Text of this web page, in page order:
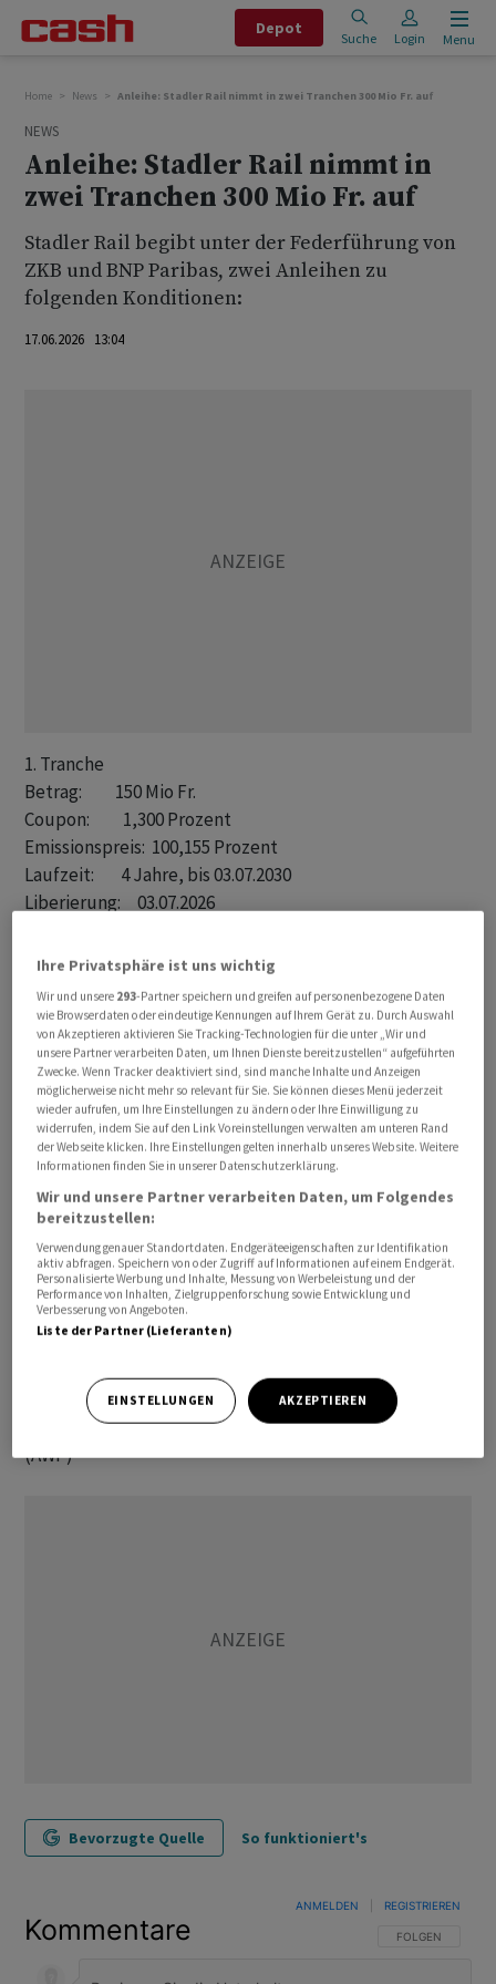
Depot
Suche Login Menu
Home News Anleihe: Stadler Rail nimmt in zwei Tranchen 300 Mio Fr. auf
NEWS
Anleihe: Stadler Rail nimmt in
zwei Tranchen 300 Mio Fr. auf
Stadler Rail begibt unter der Federführung von
ZKB und BNP Paribas, zwei Anleihen zu
folgenden Konditionen:
17.06.2026 13:04
1. Tranche
Betrag:          150 Mio Fr.
Coupon:          1,300 Prozent
Emissionspreis:  100,155 Prozent
Laufzeit:        4 Jahre, bis 03.07.2030
Liberierung:     03.07.2026
Spread (Govt.):  +118 BP
ISIN:            CH1562934708
Rating:          BBB-/Baa-/BBB- (ZKB/Fedafin/UBS)
Kotierung:       SIX, ab 02.07.2026
2. Tranche
Betrag:          150 Mio Fr.
Coupon:          1,800 Prozent
Laufzeit:        8 Jahre, bis 03.07.2034
Spread (MS):     +128 BP
Spread (Govt.):  +152 BP
ISIN:            CH1562934716
Rating:          BBB-/Baa-/BBB- (ZKB/Fedafin/UBS)
(AWP)
Bevorzugte Quelle So funktioniert's
Kommentare FOLGE DIESER
FOLGEN
ANMELDEN REGISTRIEREN
Ihre Privatsphäre ist uns wichtig
Wir und unsere 293-Partner speichern und greifen auf personenbezogene Daten
wie Browserdaten oder eindeutige Kennungen auf Ihrem Gerät zu. Durch Auswahl
von Akzeptieren aktivieren Sie Tracking-Technologien für die unter „Wir und
unsere Partner verarbeiten Daten, um Ihnen Dienste bereitzustellen“ aufgeführten
Zwecke. Wenn Tracker deaktiviert sind, sind manche Inhalte und Anzeigen
möglicherweise nicht mehr so relevant für Sie. Sie können dieses Menü jederzeit
wieder aufrufen, um Ihre Einstellungen zu ändern oder Ihre Einwilligung zu
widerrufen, indem Sie auf den Link Voreinstellungen verwalten am unteren Rand
der Webseite klicken. Ihre Einstellungen gelten innerhalb unseres Website. Weitere
Informationen finden Sie in unserer Datenschutzerklärung.
Wir und unsere Partner verarbeiten Daten, um Folgendes
bereitzustellen:
Verwendung genauer Standortdaten. Endgeräteeigenschaften zur Identifikation
aktiv abfragen. Speichern von oder Zugriff auf Informationen auf einem Endgerät.
Personalisierte Werbung und Inhalte, Messung von Werbeleistung und der
Performance von Inhalten, Zielgruppenforschung sowie Entwicklung und
Verbesserung von Angeboten.
Liste der Partner (Lieferanten)
EINSTELLUNGEN AKZEPTIEREN